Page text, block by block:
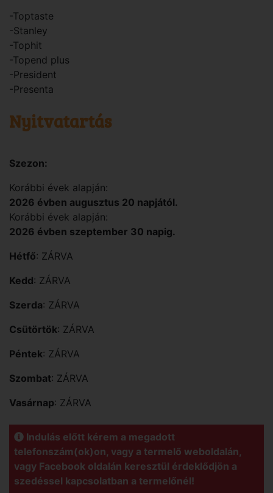
-Toptaste
-Stanley
-Tophit
-Topend plus
-President
-Presenta
Nyitvatartás
Szezon:
Korábbi évek alapján:
2026 évben augusztus 20 napjától.
Korábbi évek alapján:
2026 évben szeptember 30 napig.
Hétfő: ZÁRVA
Kedd: ZÁRVA
Szerda: ZÁRVA
Csütörtök: ZÁRVA
Péntek: ZÁRVA
Szombat: ZÁRVA
Vasárnap: ZÁRVA
Indulás előtt kérem a megadott
telefonszám(ok)on, vagy a termelő weboldalán,
vagy Facebook oldalán keresztül érdeklődjön a
szedéssel kapcsolatban a termelőnél!